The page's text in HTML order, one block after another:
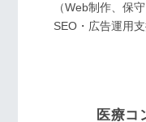
（Web制作、保
SEO・広告運用支
医療コ